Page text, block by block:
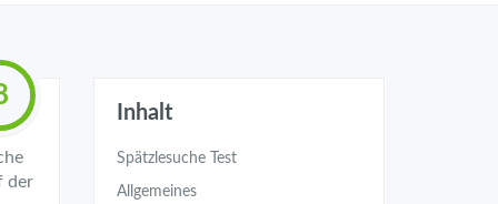
der
Inhalt
Spätzlesuche Test
Allgemeines